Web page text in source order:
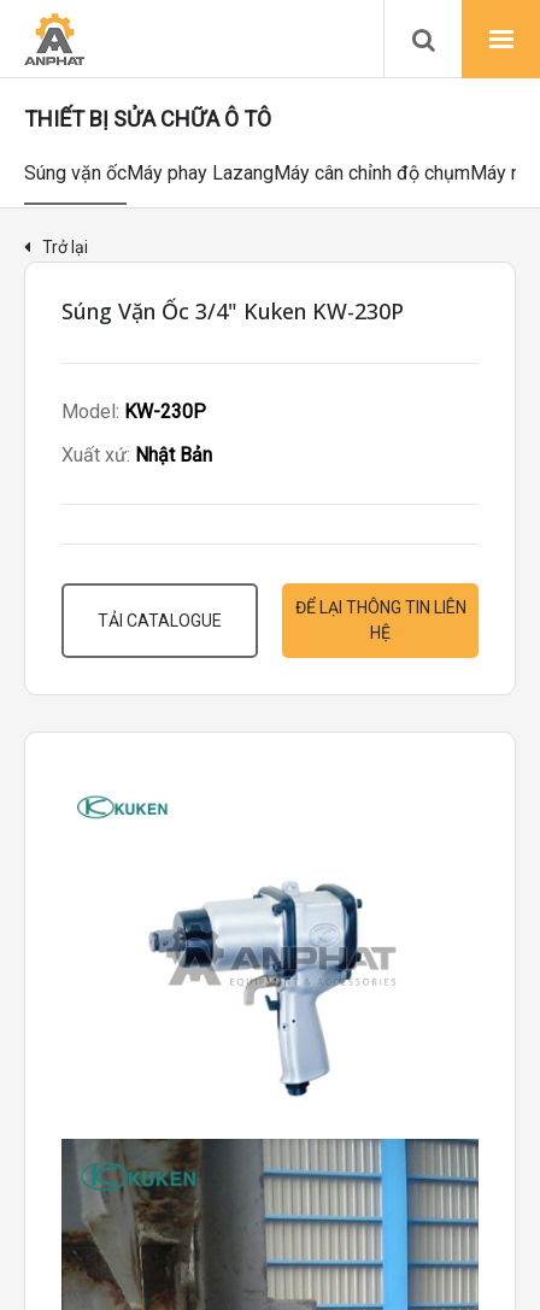
THIẾT BỊ SỬA CHỮA Ô TÔ
Súng vặn ốcMáy phay LazangMáy cân chỉnh độ chụmMáy ra
Trở lại
Súng Vặn Ốc 3/4" Kuken KW-230P
Model: KW-230P
Xuất xứ: Nhật Bản
TẢI CATALOGUE
ĐỂ LẠI THÔNG TIN LIÊN
HỆ